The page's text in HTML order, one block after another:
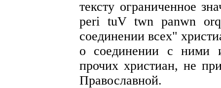
тексту ограниченное
peri tuV twn panwn
соединении всех"
о соединении с ними
прочих христиан, не
Православной.